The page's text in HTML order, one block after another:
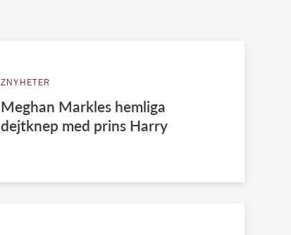
ZNYHETER
Meghan Markles hemliga
dejtknep med prins Harry